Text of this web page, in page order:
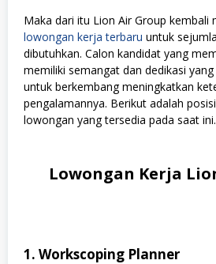
Maka dari itu Lion Air Group kembali
lowongan kerja terbaru untuk
dibutuhkan. Calon kandidat yang
memiliki semangat dan dedikasi
untuk berkembang meningkatkan
pengalamannya. Berikut adalah
lowongan yang tersedia pada saat ini.
Lowongan Kerja
1. Workscoping Planner